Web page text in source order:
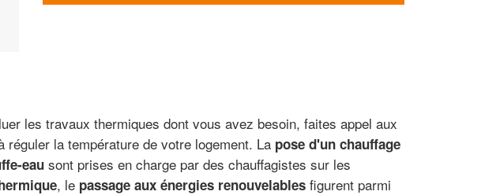
les travaux thermiques dont vous avez besoin, faites appel aux
la température de votre logement. La pose d'un chauffage
eau sont prises en charge par des chauffagistes sur les
, le passage aux énergies renouvelables figurent parmi